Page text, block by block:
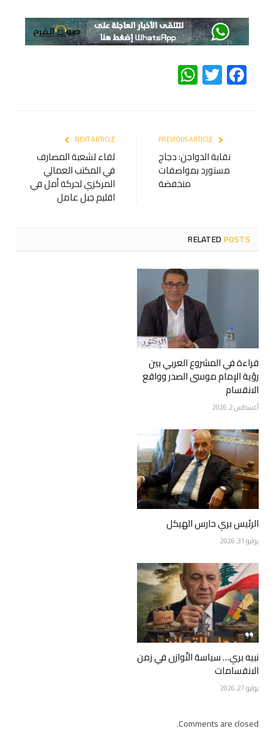
Facebook
Twitter
WhatsApp
نقابة الدواجن: دجاج
مستورد بمواصفات
منخفضة
NEXT ARTICLE
لقاء لشعبة المصارف
في المكتب العمالي
المركزي لحركة أمل في
اقليم جبل عامل
RELATEDPOSTS
قراءة في المشروع العربي بين
رؤية الإمام موسى الصدر وواقع
الانقسام
أغسطس 2, 2026
الرئيس بري حارس الهيكل
يوليو 31, 2026
نبيه بري… سياسة التّوازن في زمن
الانقسامات
يوليو 27, 2026
Comments are closed.